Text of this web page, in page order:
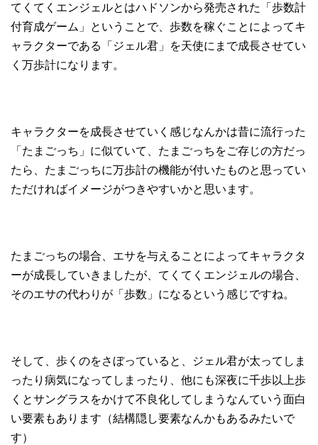
てくてくエンジェルとはハドソンから発売された「歩数計
付育成ゲーム」ということで、歩数を稼ぐことによってキ
ャラクターである「ジェル君」を天使にまで成長させてい
く万歩計になります。
キャラクターを成長させていく感じなんかは昔に流行った
「たまごっち」に似ていて、たまごっちをご存じの方だっ
たら、たまごっちに万歩計の機能が付いたものと思ってい
ただければイメージがつきやすいかと思います。
たまごっちの場合、エサを与えることによってキャラクタ
ーが成長していきましたが、てくてくエンジェルの場合、
そのエサの代わりが「歩数」になるという感じですね。
そして、歩くのをさぼっていると、ジェル君が太ってしま
ったり病気になってしまったり、他にも深夜に千歩以上歩
くとサングラスをかけて不良化してしまうなんていう面白
い要素もあります（結構隠し要素なんかもあるみたいで
す）